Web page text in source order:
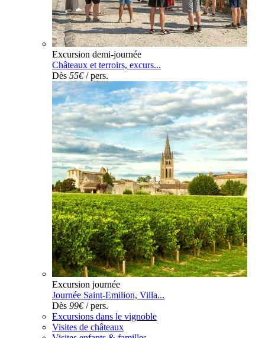
Excursion demi-journée
Châteaux et terroirs, excurs...
Dès 55€/ pers.
Excursion journée
Journée Saint-Emilion, Villa...
Dès 99€/ pers.
Excursions dans le vignoble
Visites de châteaux